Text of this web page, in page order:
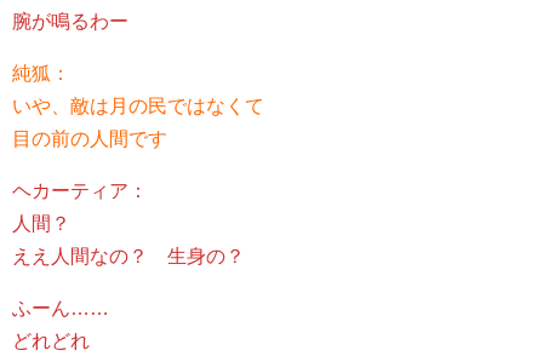
腕が鳴るわー
純狐：
いや、敵は月の民ではなくて
目の前の人間です
ヘカーティア：
人間？
ええ人間なの？ 生身の？
ふーん……
どれどれ